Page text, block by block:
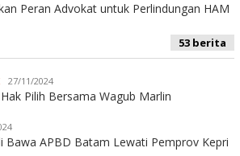
Peran Advokat untuk Perlindungan HAM
53 berita
27/11/2024
Pilih Bersama Wagub Marlin
Bawa APBD Batam Lewati Pemprov Kepri